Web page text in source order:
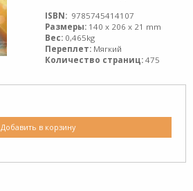
ISBN: 9785745414107
Размеры: 140 x 206 x 21 mm
Вес: 0,465kg
Переплет: Мягкий
Количество страниц: 475
Добавить в корзину